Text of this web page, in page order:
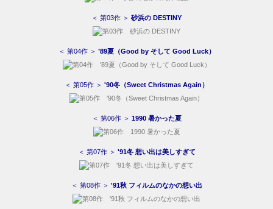
＜ 第03作 ＞ 砂浜の DESTINY
＜ 第04作 ＞ ’89夏（Good by そして Good Luck）
＜ 第05作 ＞ '90冬（Sweet Christmas Again）
＜ 第06作 ＞ 1990 暑かった夏
＜ 第07作 ＞ '91冬 想い出は美しすぎて
＜ 第08作 ＞ '91秋 フィルムのなかの想い出